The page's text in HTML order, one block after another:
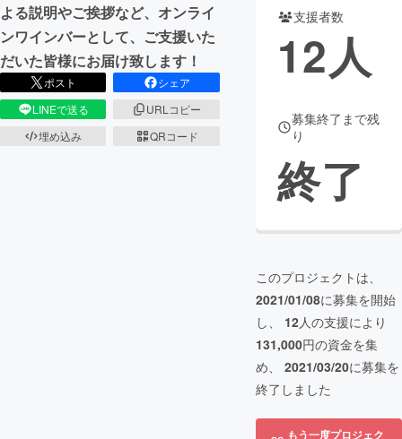
よる説明やご挨拶など、オンライ
ンワインバーとして、ご支援いた
だいた皆様にお届け致します！
ポスト
シェア
LINEで送る
URLコピー
埋め込み
QRコード
支援者数
12人
募集終了まで残
り
終了
このプロジェクトは、
2021/01/08に募集を開始
し、 12人の支援により
131,000円の資金を集
め、 2021/03/20に募集を
終了しました
もう一度プロジェク